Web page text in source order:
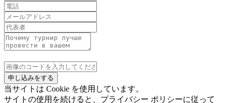
申し込みをする
当サイトは Cookie を使用しています。
サイトの使用を続けると、プライバシー ポリシーに従って